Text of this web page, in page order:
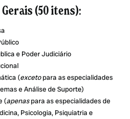
(50 itens):
e Poder Judiciário
(excetopara as especialidades
e Análise de Suporte)
(apenaspara as especialidades de
Psicologia, Psiquiatria e